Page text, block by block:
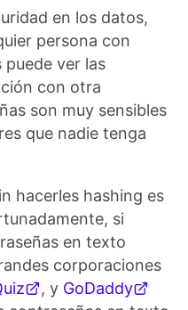
en los datos,
persona con
puede ver las
con otra
son muy sensibles
que nadie tenga
hacerles hashing es
si
en texto
corporaciones
, y GoDaddy